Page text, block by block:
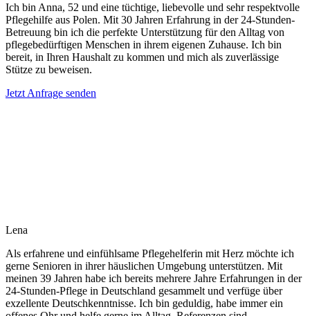
Ich bin Anna, 52 und eine tüchtige, liebevolle und sehr respektvolle
Pflegehilfe aus Polen. Mit 30 Jahren Erfahrung in der 24-Stunden-
Betreuung bin ich die perfekte Unterstützung für den Alltag von
pflegebedürftigen Menschen in ihrem eigenen Zuhause. Ich bin
bereit, in Ihren Haushalt zu kommen und mich als zuverlässige
Stütze zu beweisen.
Jetzt Anfrage senden
Lena
Als erfahrene und einfühlsame Pflegehelferin mit Herz möchte ich
gerne Senioren in ihrer häuslichen Umgebung unterstützen. Mit
meinen 39 Jahren habe ich bereits mehrere Jahre Erfahrungen in der
24-Stunden-Pflege in Deutschland gesammelt und verfüge über
exzellente Deutschkenntnisse. Ich bin geduldig, habe immer ein